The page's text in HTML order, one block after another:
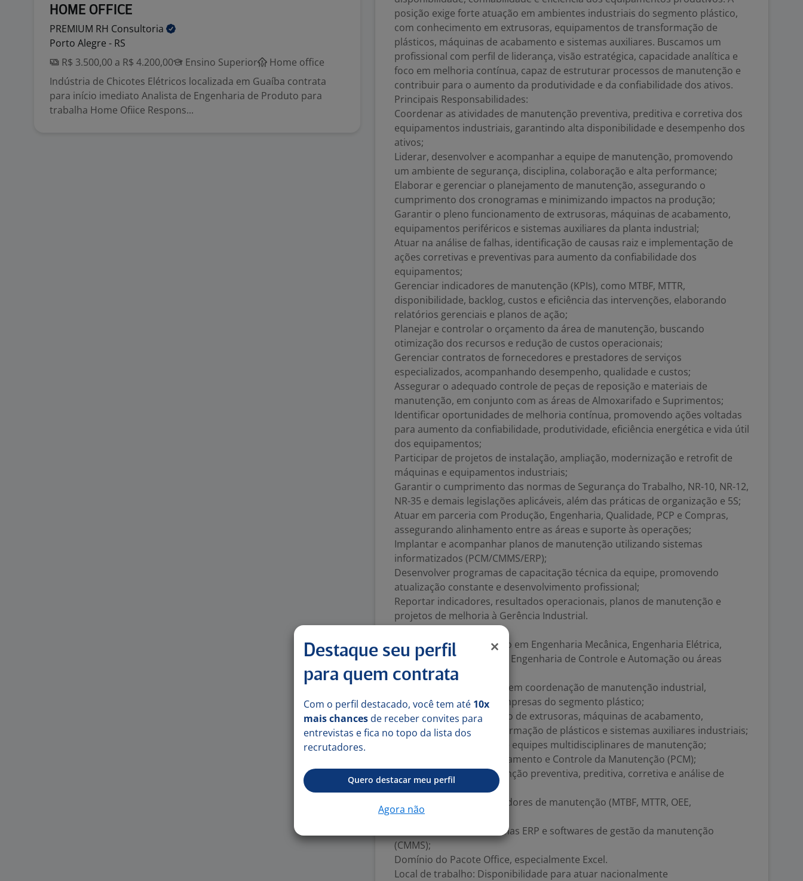
HOME OFFICE
PREMIUM RH Consultoria
Porto Alegre - RS
R$ 3.500,00 a R$ 4.200,00
Ensino Superior
Home office
Indústria de Chicotes Elétricos localizada em Guaíba contrata
para início imediato Analista de Engenharia de Produto para
trabalha Home Ofiice Respons...
posição exige forte atuação em ambientes industriais do segmento plástico,
com conhecimento em extrusoras, equipamentos de transformação de
plásticos, máquinas de acabamento e sistemas auxiliares. Buscamos um
profissional com perfil de liderança, visão estratégica, capacidade analítica e
foco em melhoria contínua, capaz de estruturar processos de manutenção e
contribuir para o aumento da produtividade e da confiabilidade dos ativos.
Principais Responsabilidades:
Coordenar as atividades de manutenção preventiva, preditiva e corretiva dos
equipamentos industriais, garantindo alta disponibilidade e desempenho dos
ativos;
Liderar, desenvolver e acompanhar a equipe de manutenção, promovendo
um ambiente de segurança, disciplina, colaboração e alta performance;
Elaborar e gerenciar o planejamento de manutenção, assegurando o
cumprimento dos cronogramas e minimizando impactos na produção;
Garantir o pleno funcionamento de extrusoras, máquinas de acabamento,
equipamentos periféricos e sistemas auxiliares da planta industrial;
Atuar na análise de falhas, identificação de causas raiz e implementação de
ações corretivas e preventivas para aumento da confiabilidade dos
equipamentos;
Gerenciar indicadores de manutenção (KPIs), como MTBF, MTTR,
disponibilidade, backlog, custos e eficiência das intervenções, elaborando
relatórios gerenciais e planos de ação;
Planejar e controlar o orçamento da área de manutenção, buscando
otimização dos recursos e redução de custos operacionais;
Gerenciar contratos de fornecedores e prestadores de serviços
especializados, acompanhando desempenho, qualidade e custos;
Assegurar o adequado controle de peças de reposição e materiais de
manutenção, em conjunto com as áreas de Almoxarifado e Suprimentos;
Identificar oportunidades de melhoria contínua, promovendo ações voltadas
para aumento da confiabilidade, produtividade, eficiência energética e vida útil
dos equipamentos;
Participar de projetos de instalação, ampliação, modernização e retrofit de
máquinas e equipamentos industriais;
Garantir o cumprimento das normas de Segurança do Trabalho, NR-10, NR-12,
NR-35 e demais legislações aplicáveis, além das práticas de organização e 5S;
Atuar em parceria com Produção, Engenharia, Qualidade, PCP e Compras,
assegurando alinhamento entre as áreas e suporte às operações;
Implantar e acompanhar planos de manutenção utilizando sistemas
informatizados (PCM/CMMS/ERP);
Desenvolver programas de capacitação técnica da equipe, promovendo
atualização constante e desenvolvimento profissional;
Reportar indicadores, resultados operacionais, planos de manutenção e
projetos de melhoria à Gerência Industrial.
Ensino Superior completo em Engenharia Mecânica, Engenharia Elétrica,
Engenharia de Produção, Engenharia de Controle e Automação ou áreas
correlatas;
Experiência comprovada em coordenação de manutenção industrial,
preferencialmente em empresas do segmento plástico;
Vivência com manutenção de extrusoras, máquinas de acabamento,
equipamentos de transformação de plásticos e sistemas auxiliares industriais;
Experiência em gestão de equipes multidisciplinares de manutenção;
Conhecimento em Planejamento e Controle da Manutenção (PCM);
Experiência com manutenção preventiva, preditiva, corretiva e análise de
Conhecimento em indicadores de manutenção (MTBF, MTTR, OEE,
disponibilidade e custos);
Conhecimento em sistemas ERP e softwares de gestão da manutenção
(CMMS);
Domínio do Pacote Office, especialmente Excel.
Local de trabalho: Disponibilidade para atuar nacionalmente
Destaque seu perfil
para quem contrata
Com o perfil destacado, você tem até 10x
mais chances de receber convites para
entrevistas e fica no topo da lista dos
recrutadores.
Quero destacar meu perfil
Agora não